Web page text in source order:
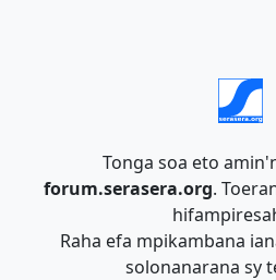
Tonga soa eto
forum.serasera.org.
Raha efa mpikambana
solonanarana sy